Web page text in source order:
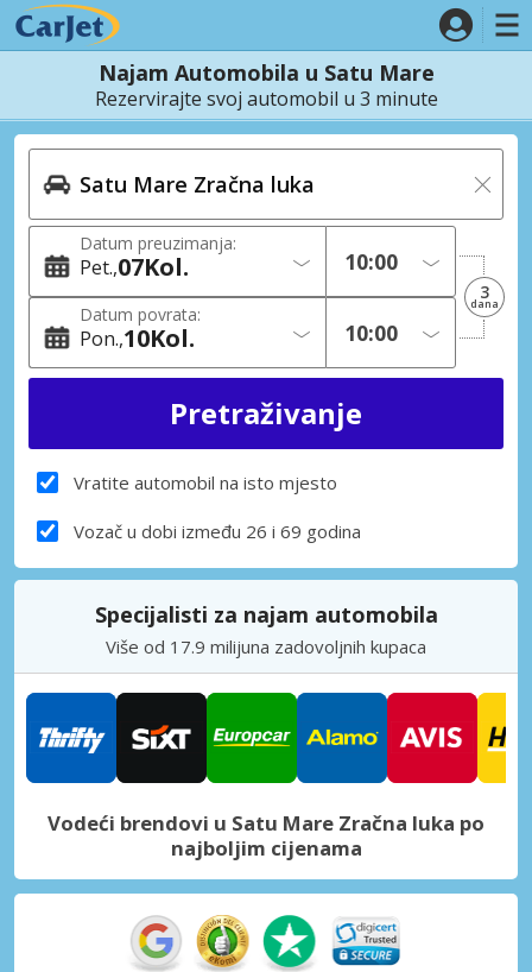
Najam Automobila u Satu Mare
Rezervirajte svoj automobil u 3 minute
Datum preuzimanja:
Pet. 07Kol.
Datum povrata:
Pon. 10Kol.
3
dana
Vratite automobil na isto mjesto
Vozač u dobi između 26 i 69 godina
Specijalisti za najam automobila
Više od 17.9 milijuna zadovoljnih kupaca
Vodeći brendovi u Satu Mare Zračna luka po
najboljim cijenama